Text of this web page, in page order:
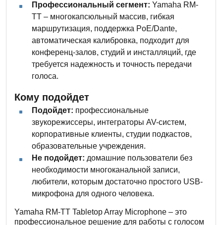
Профессиональный сегмент: Yamaha RM-
TT – многокапсюльный массив, гибкая
маршрутизация, поддержка PoE/Dante,
автоматическая калибровка, подходит для
конференц-залов, студий и инсталляций, где
требуется надежность и точность передачи
голоса.
Кому подойдет
Подойдет: профессиональные
звукорежиссеры, интеграторы AV-систем,
корпоративные клиенты, студии подкастов,
образовательные учреждения.
Не подойдет: домашние пользователи без
необходимости многоканальной записи,
любители, которым достаточно простого USB-
микрофона для одного человека.
Yamaha RM-TT Tabletop Array Microphone – это
профессиональное решение для работы с голосом